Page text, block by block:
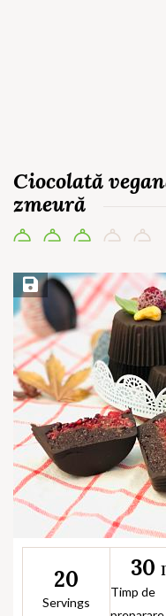
Ciocolată
zmeură
Save Recipe
20
Servings
30
Timp de